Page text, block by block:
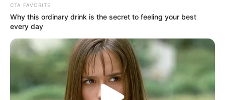
Tenemos todas las noticias que le
interesan. Para estar bien informado, por
favor, active las notificaciones de Alerta.
CTA FAVORITE
Why this ordinary drink is the secret to feeling your best
every day